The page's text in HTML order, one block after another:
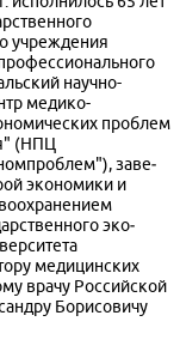
учреждения
научно-
медико-
проблем
(НПЦ
заве­
экономики и
эко­
медицинских
врачу Россий­ской
Борисовичу